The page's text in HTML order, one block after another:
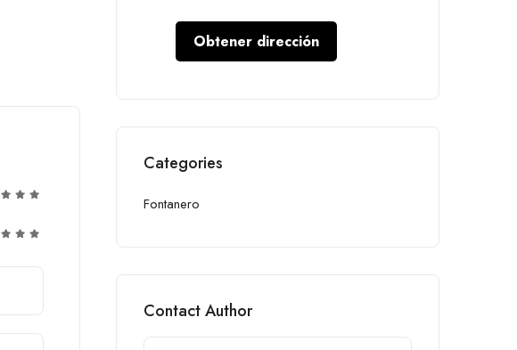
Obtener dirección
Categories
Fontanero
Contact Author